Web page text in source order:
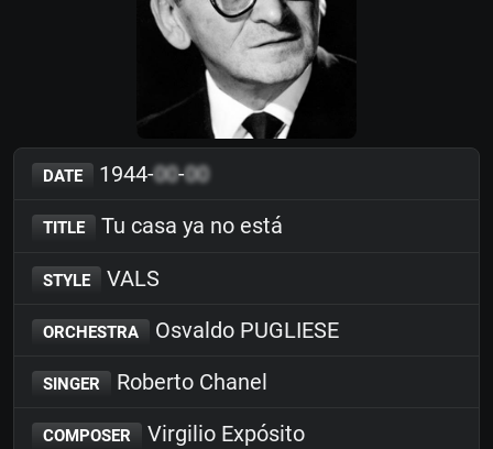
DATE 1944-00-00
TITLE Tu casa ya no está
STYLE VALS
ORCHESTRA Osvaldo PUGLIESE
SINGER Roberto Chanel
COMPOSER Virgilio Expósito